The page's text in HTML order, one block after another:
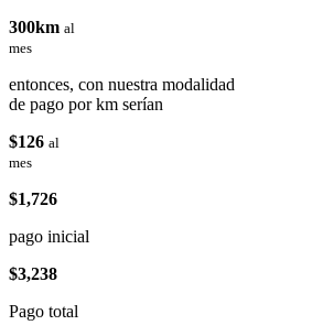
300km al
mes
entonces, con nuestra modalidad
de pago por km serían
$126 al
mes
$1,726
pago inicial
$3,238
Pago total